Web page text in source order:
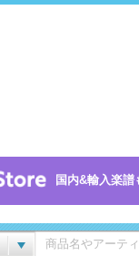
国内&輸入楽譜